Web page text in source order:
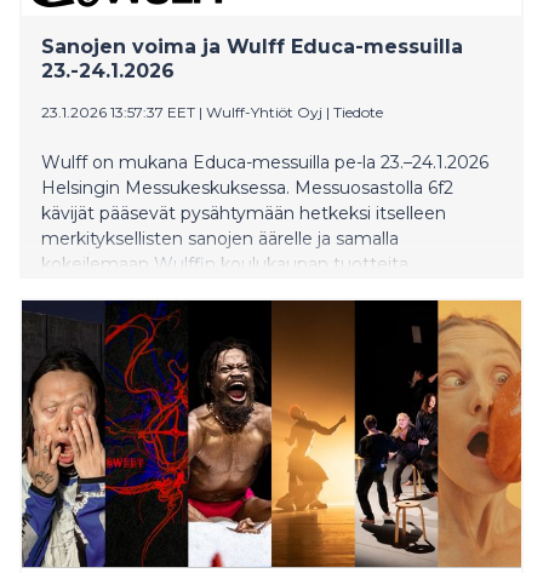
Sanojen voima ja Wulff Educa-messuilla
23.-24.1.2026
23.1.2026 13:57:37 EET | Wulff-Yhtiöt Oyj | Tiedote
Wulff on mukana Educa-messuilla pe-la 23.–24.1.2026
Helsingin Messukeskuksessa. Messuosastolla 6f2
kävijät pääsevät pysähtymään hetkeksi itselleen
merkityksellisten sanojen äärelle ja samalla
kokeilemaan Wulffin koulukaupan tuotteita.